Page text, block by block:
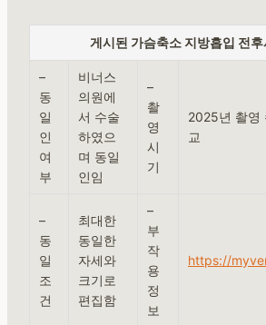
게시된 가슴축소 지방흡입 전후
–
동
일
인
여
부
비너스
의원에
서 수술
하였으
며 동일
인임
–
촬
영
시
기
2025년 촬영
교
–
동
일
조
건
최대한
동일한
자세와
크기로
편집함
–
부
작
용
정
보
https://